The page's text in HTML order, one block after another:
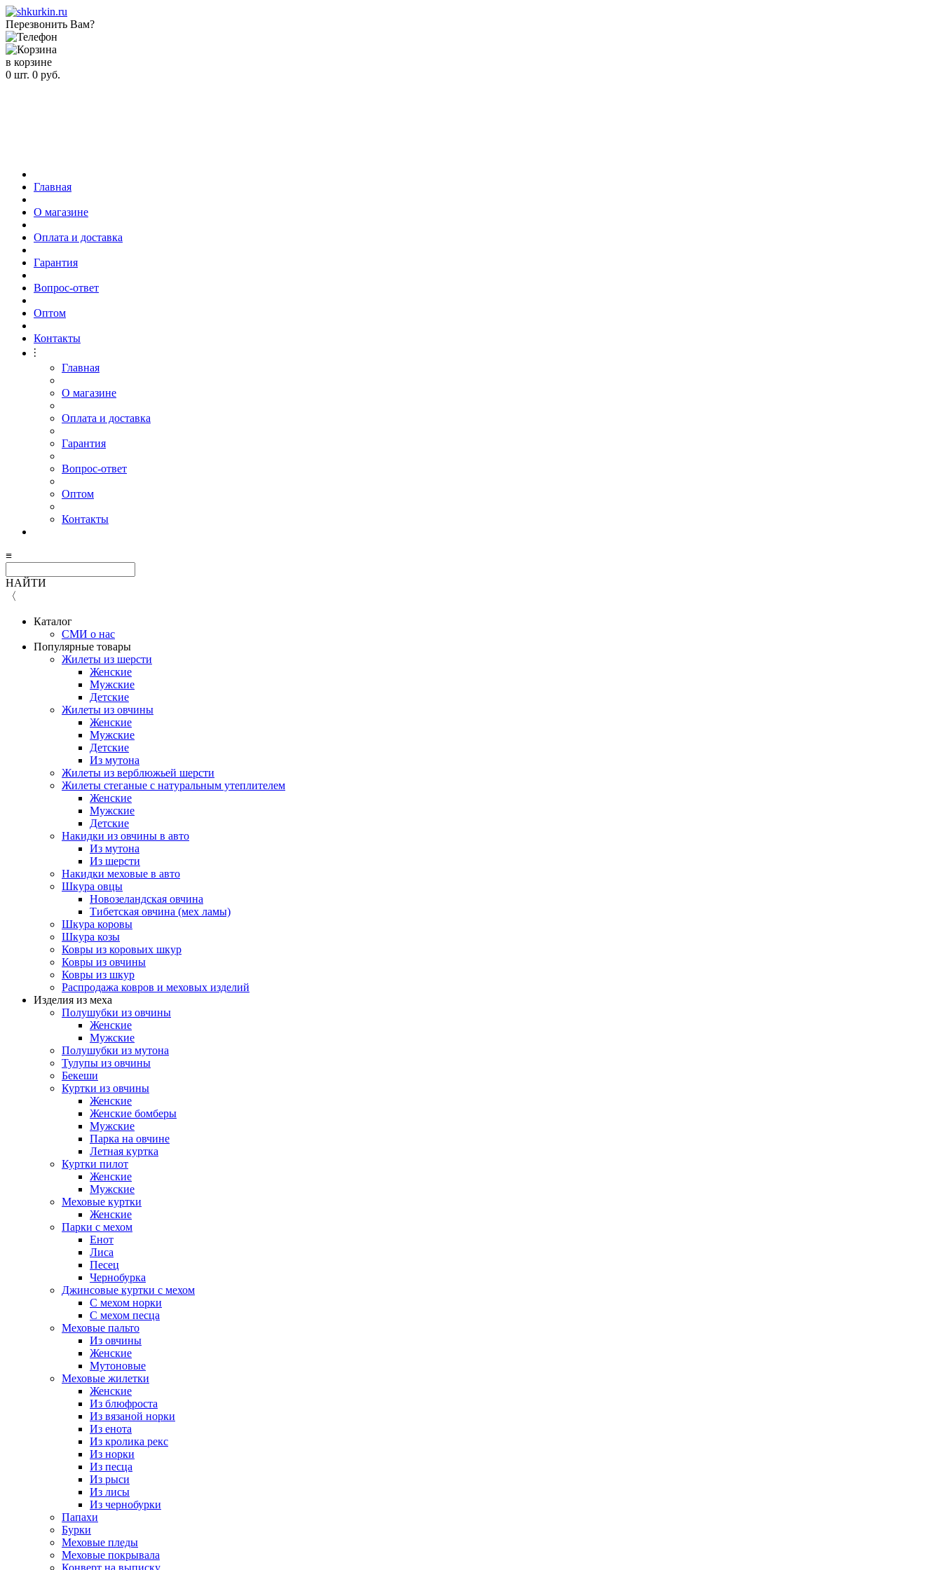
Перезвонить Вам?
в корзине
0 шт. 0 руб.
Главная
О магазине
Оплата и доставка
Гарантия
Вопрос-ответ
Оптом
Контакты
⫶
Главная
О магазине
Оплата и доставка
Гарантия
Вопрос-ответ
Оптом
Контакты
≡
НАЙТИ
〈
Каталог
СМИ о нас
Популярные товары
Жилеты из шерсти
Женские
Мужские
Детские
Жилеты из овчины
Женские
Мужские
Детские
Из мутона
Жилеты из верблюжьей шерсти
Жилеты стеганые с натуральным утеплителем
Женские
Мужские
Детские
Накидки из овчины в авто
Из мутона
Из шерсти
Накидки меховые в авто
Шкура овцы
Новозеландская овчина
Тибетская овчина (мех ламы)
Шкура коровы
Шкура козы
Ковры из коровьих шкур
Ковры из овчины
Ковры из шкур
Распродажа ковров и меховых изделий
Изделия из меха
Полушубки из овчины
Женские
Мужские
Полушубки из мутона
Тулупы из овчины
Бекеши
Куртки из овчины
Женские
Женские бомберы
Мужские
Парка на овчине
Летная куртка
Куртки пилот
Женские
Мужские
Меховые куртки
Женские
Парки с мехом
Енот
Лиса
Песец
Чернобурка
Джинсовые куртки с мехом
С мехом норки
С мехом песца
Меховые пальто
Из овчины
Женские
Мутоновые
Меховые жилетки
Женские
Из блюфроста
Из вязаной норки
Из енота
Из кролика рекс
Из норки
Из песца
Из рыси
Из лисы
Из чернобурки
Папахи
Бурки
Меховые пледы
Меховые покрывала
Конверт на выписку